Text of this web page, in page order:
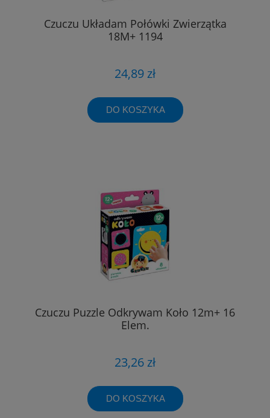
Czuczu Układam Połówki Zwierzątka
18M+ 1194
24,89 zł
DO KOSZYKA
Czuczu Puzzle Odkrywam Koło 12m+ 16
Elem.
23,26 zł
DO KOSZYKA